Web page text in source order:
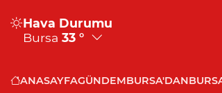
Hava Durumu
Bursa 33 °
ANASAYFAGÜNDEMBURSA'DAN